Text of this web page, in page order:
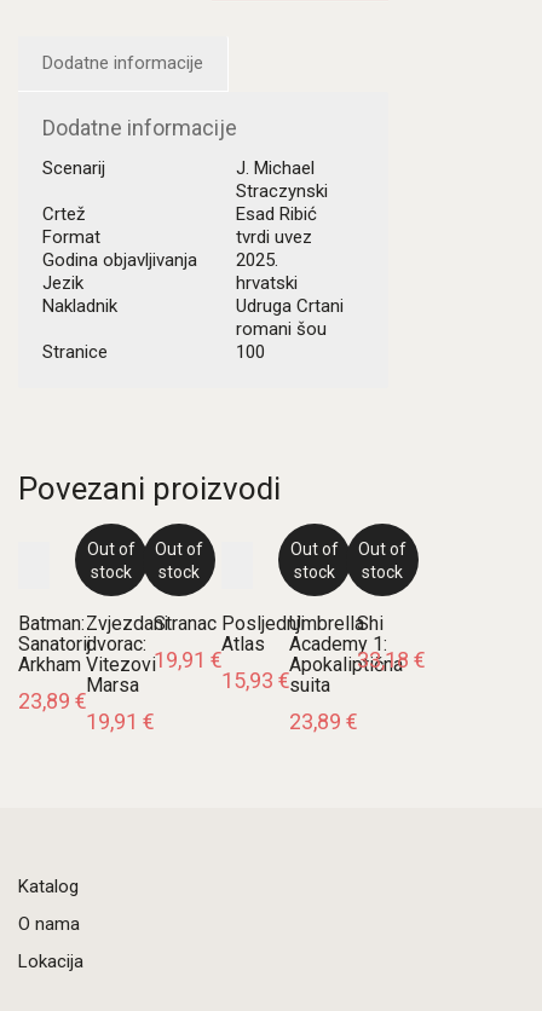
Dodatne informacije
Dodatne informacije
Scenarij
J. Michael
Straczynski
Crtež
Esad Ribić
Format
tvrdi uvez
Godina objavljivanja
2025.
Jezik
hrvatski
Nakladnik
Udruga Crtani
romani šou
Stranice
100
Povezani proizvodi
Batman:
Sanatorij
Arkham
23,89 €
Out of
stock
Zvjezdani
dvorac:
Vitezovi
Marsa
19,91 €
Out of
stock
Stranac
19,91 €
Posljednji
Atlas
15,93 €
Out of
stock
Umbrella
Academy 1:
Apokaliptična
suita
23,89 €
Out of
stock
Shi
33,18 €
Katalog
O nama
Lokacija